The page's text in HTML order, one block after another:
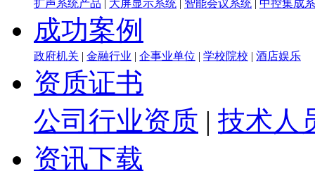
扩声系统产品 | 大屏显示系统 | 智能会议系统 | 中控集成
成功案例
政府机关 | 金融行业 | 企事业单位 | 学校院校 | 酒店娱乐
资质证书
公司行业资质 | 技术人
资讯下载